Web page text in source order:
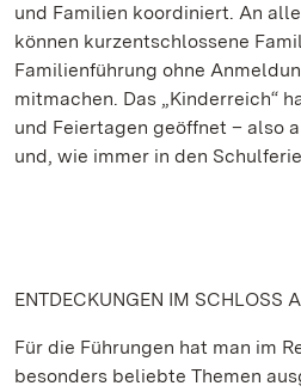
und Familien koordiniert. An
können kurzentschlossene
Familienführung ohne
mitmachen. Das „Kinderreich“
und Feiertagen geöffnet – also
und, wie immer in den
ENTDECKUNGEN IM SCHLOSS
Für die Führungen hat man im
besonders beliebte Themen